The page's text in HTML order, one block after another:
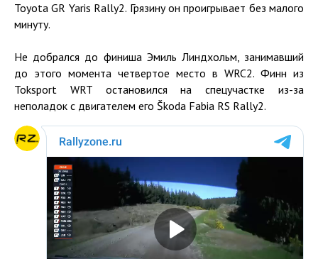
Toyota GR Yaris Rally2. Грязину он проигрывает без малого
минуту.
Не добрался до финиша Эмиль Линдхольм, занимавший
до этого момента четвертое место в WRC2. Финн из
Toksport WRT остановился на спецучастке из-за
неполадок с двигателем его Škoda Fabia RS Rally2.